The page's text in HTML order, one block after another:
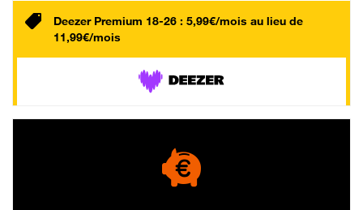
Deezer Premium 18-26 : 5,99€/mois au lieu de
11,99€/mois